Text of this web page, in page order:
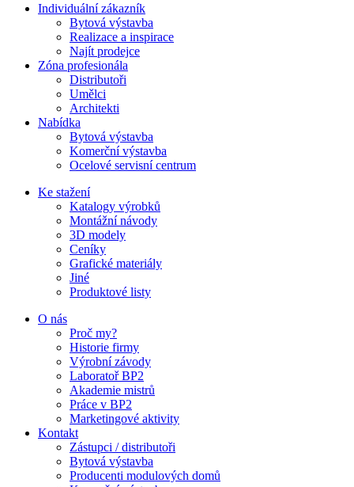
Individuální zákazník
Bytová výstavba
Realizace a inspirace
Najít prodejce
Zóna profesionála
Distributoři
Umělci
Architekti
Nabídka
Bytová výstavba
Komerční výstavba
Ocelové servisní centrum
Ke stažení
Katalogy výrobků
Montážní návody
3D modely
Ceníky
Grafické materiály
Jiné
Produktové listy
O nás
Proč my?
Historie firmy
Výrobní závody
Laboratoř BP2
Akademie mistrů
Práce v BP2
Marketingové aktivity
Kontakt
Zástupci / distributoři
Bytová výstavba
Producenti modulových domů